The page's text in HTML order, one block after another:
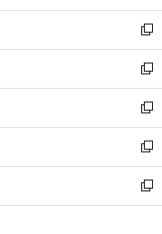
開
く
ウ
で
開
く
ン
ド
ウ
で
開
く
ウ
ィ
ン
ド
ウ
で
開
く
新
し
い
ウ
ィ
ン
ド
ウ
で
開
新
し
い
ウ
ィ
ン
ド
ウ
新
し
い
ウ
ィ
ン
新
し
い
ウ
新
し